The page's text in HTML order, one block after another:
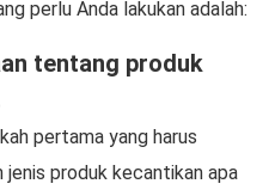
perlu Anda lakukan adalah:
tentang produk
pertama yang harus
jenis produk kecantikan apa